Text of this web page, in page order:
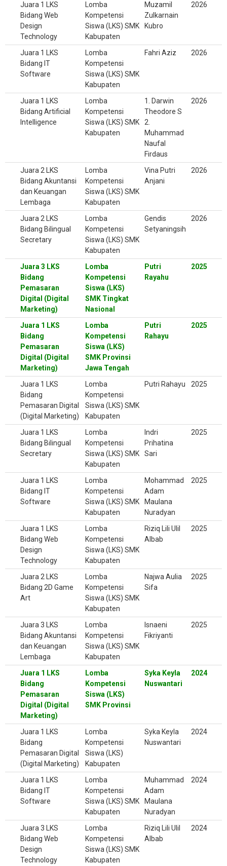
Juara 1 LKS
Bidang Web
Design
Technology
Lomba
Kompetensi
Siswa (LKS) SMK
Kabupaten
Muzamil
Zulkarnain
Kubro
2026
Juara 1 LKS
Bidang IT
Software
Lomba
Kompetensi
Siswa (LKS) SMK
Kabupaten
Fahri Aziz 2026
Juara 1 LKS
Bidang Artificial
Intelligence
Lomba
Kompetensi
Siswa (LKS) SMK
Kabupaten
1. Darwin
Theodore S
2.
Muhammad
Naufal
Firdaus
2026
Juara 2 LKS
Bidang Akuntansi
dan Keuangan
Lembaga
Lomba
Kompetensi
Siswa (LKS) SMK
Kabupaten
Vina Putri
Anjani
2026
Juara 2 LKS
Bidang Bilingual
Secretary
Lomba
Kompetensi
Siswa (LKS) SMK
Kabupaten
Gendis
Setyaningsih
2026
Juara 3 LKS
Bidang
Pemasaran
Digital (Digital
Marketing)
Lomba
Kompetensi
Siswa (LKS)
SMK Tingkat
Nasional
Putri
Rayahu
2025
Juara 1 LKS
Bidang
Pemasaran
Digital (Digital
Marketing)
Lomba
Kompetensi
Siswa (LKS)
SMK Provinsi
Jawa Tengah
Putri
Rahayu
2025
Juara 1 LKS
Bidang
Pemasaran Digital
(Digital Marketing)
Lomba
Kompetensi
Siswa (LKS) SMK
Kabupaten
Putri Rahayu 2025
Juara 1 LKS
Bidang Bilingual
Secretary
Lomba
Kompetensi
Siswa (LKS) SMK
Kabupaten
Indri
Prihatina
Sari
2025
Juara 1 LKS
Bidang IT
Software
Lomba
Kompetensi
Siswa (LKS) SMK
Kabupaten
Mohammad
Adam
Maulana
Nuradyan
2025
Juara 1 LKS
Bidang Web
Design
Technology
Lomba
Kompetensi
Siswa (LKS) SMK
Kabupaten
Riziq Lili Ulil
Albab
2025
Juara 2 LKS
Bidang 2D Game
Art
Lomba
Kompetensi
Siswa (LKS) SMK
Kabupaten
Najwa Aulia
Sifa
2025
Juara 3 LKS
Bidang Akuntansi
dan Keuangan
Lembaga
Lomba
Kompetensi
Siswa (LKS) SMK
Kabupaten
Isnaeni
Fikriyanti
2025
Juara 1 LKS
Bidang
Pemasaran
Digital (Digital
Marketing)
Lomba
Kompetensi
Siswa (LKS)
SMK Provinsi
Syka Keyla
Nuswantari
2024
Juara 1 LKS
Bidang
Pemasaran Digital
(Digital Marketing)
Lomba
Kompetensi
Siswa (LKS)
Kabupaten
Syka Keyla
Nuswantari
2024
Juara 1 LKS
Bidang IT
Software
Lomba
Kompetensi
Siswa (LKS) SMK
Kabupaten
Muhammad
Adam
Maulana
Nuradyan
2024
Juara 3 LKS
Bidang Web
Design
Technology
Lomba
Kompetensi
Siswa (LKS) SMK
Kabupaten
Riziq Lili Ulil
Albab
2024